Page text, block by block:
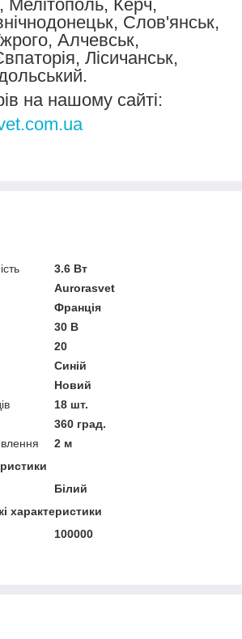
Мелітополь, Керч,
Слов'янськ,
Алчевськ,
Лісичанськ,
на нашому сайті:
3.6 Вт
Аurorasvet
Франція
30 В
20
Синій
Новий
18 шт.
360 град.
2 м
Білий
характеристики
100000